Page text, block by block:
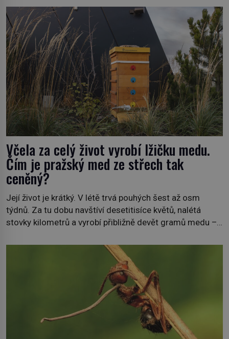
Včela za celý život vyrobí lžičku medu.
Čím je pražský med ze střech tak
ceněný?
Její život je krátký. V létě trvá pouhých šest až osm
týdnů. Za tu dobu navštíví desetitisíce květů, nalétá
stovky kilometrů a vyrobí přibližně devět gramů medu –
bezvýznamná. Teprve když se spojí s dalšími desítkami
tisíc příslušnic svého včelstva, vznikne jeden z
nejdokonalejších organismů […]